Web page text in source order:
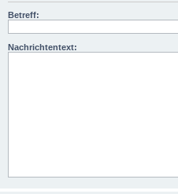
Betreff:
Nachrichtentext: